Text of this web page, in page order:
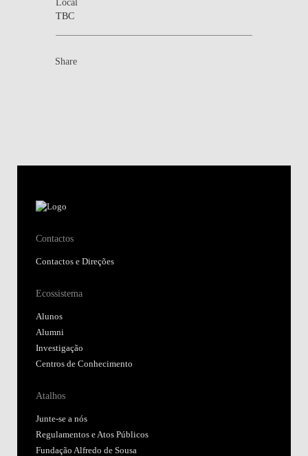
TBC
Share
Contactos
Contactos e Direções
Ecossistema
Alunos
Alumni
Investigação
Centros de Conhecimento
Atalhos
Junte-se a nós
Regulamentos e Atos Públicos
Fundação Alfredo de Sousa